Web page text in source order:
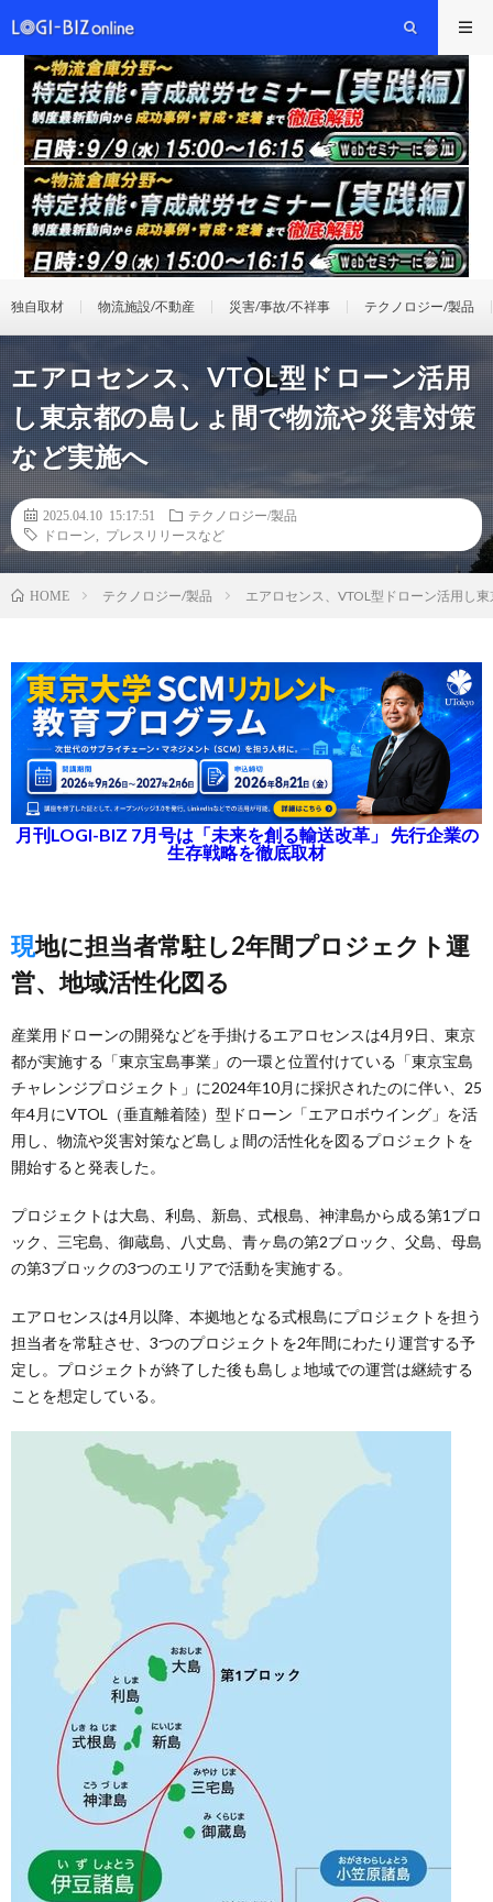
独自取材 物流施設/不動産 災害/事故/不祥事 テクノロジー/製品
エアロセンス、VTOL型ドローン活用
し東京都の島しょ間で物流や災害対策
など実施へ
2025.04.10 15:17:51
テクノロジー/製品
ドローン
プレスリリースなど
HOME テクノロジー/製品 エアロセンス、VTOL型ドローン活用し
月刊LOGI-BIZ 7月号は「未来を創る輸送改革」 先行企業の
生存戦略を徹底取材
現地に担当者常駐し2年間プロジェクト運
営、地域活性化図る
産業用ドローンの開発などを手掛けるエアロセンスは4月9日、東京
都が実施する「東京宝島事業」の一環と位置付けている「東京宝島
チャレンジプロジェクト」に2024年10月に採択されたのに伴い、25
年4月にVTOL（垂直離着陸）型ドローン「エアロボウイング」を活
用し、物流や災害対策など島しょ間の活性化を図るプロジェクトを
開始すると発表した。
プロジェクトは大島、利島、新島、式根島、神津島から成る第1ブロ
ック、三宅島、御蔵島、八丈島、青ヶ島の第2ブロック、父島、母島
の第3ブロックの3つのエリアで活動を実施する。
エアロセンスは4月以降、本拠地となる式根島にプロジェクトを担う
担当者を常駐させ、3つのプロジェクトを2年間にわたり運営する予
定し。プロジェクトが終了した後も島しょ地域での運営は継続する
ことを想定している。